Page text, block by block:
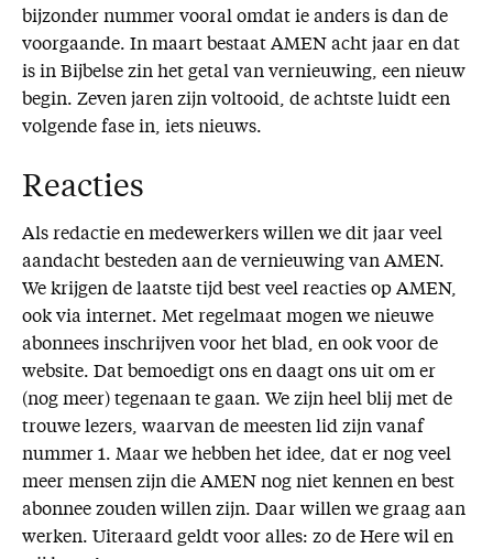
bijzonder nummer vooral omdat ie anders is dan de
voorgaande. In maart bestaat AMEN acht jaar en dat
is in Bijbelse zin het getal van vernieuwing, een nieuw
begin. Zeven jaren zijn voltooid, de achtste luidt een
volgende fase in, iets nieuws.
Reacties
Als redactie en medewerkers willen we dit jaar veel
aandacht besteden aan de vernieuwing van AMEN.
We krijgen de laatste tijd best veel reacties op AMEN,
ook via internet. Met regelmaat mogen we nieuwe
abonnees inschrijven voor het blad, en ook voor de
website. Dat bemoedigt ons en daagt ons uit om er
(nog meer) tegenaan te gaan. We zijn heel blij met de
trouwe lezers, waarvan de meesten lid zijn vanaf
nummer 1. Maar we hebben het idee, dat er nog veel
meer mensen zijn die AMEN nog niet kennen en best
abonnee zouden willen zijn. Daar willen we graag aan
werken. Uiteraard geldt voor alles: zo de Here wil en